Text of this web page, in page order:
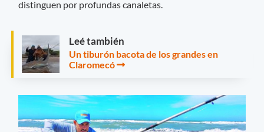
distinguen por profundas canaletas.
Leé también
Un tiburón bacota de los grandes en
Claromecó